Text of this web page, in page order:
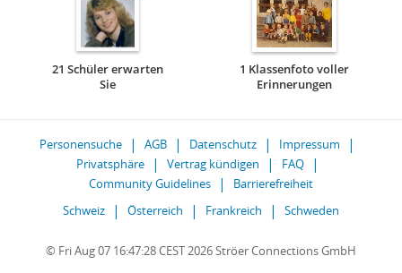
21 Schüler erwarten
Sie
1 Klassenfoto voller
Erinnerungen
Personensuche AGB Datenschutz
Impressum
Privatsphäre
Vertrag kündigen
FAQ
Community Guidelines
Barrierefreiheit
Schweiz
Österreich Frankreich Schweden
© Fri Aug 07 16:47:28 CEST 2026 Ströer Connections GmbH